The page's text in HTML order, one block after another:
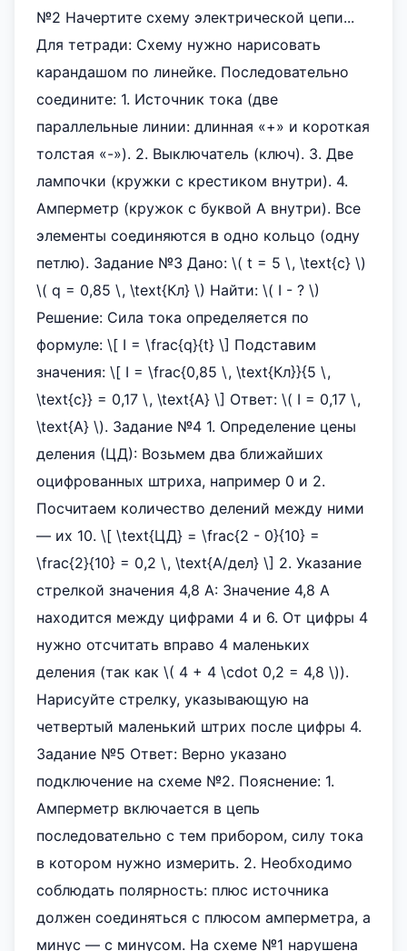
№2 Начертите схему электрической цепи...
Для тетради: Схему нужно нарисовать
карандашом по линейке. Последовательно
соедините: 1. Источник тока (две
параллельные линии: длинная «+» и короткая
толстая «-»). 2. Выключатель (ключ). 3. Две
лампочки (кружки с крестиком внутри). 4.
Амперметр (кружок с буквой А внутри). Все
элементы соединяются в одно кольцо (одну
петлю). Задание №3 Дано: \( t = 5 \, \text{с} \)
\( q = 0,85 \, \text{Кл} \) Найти: \( I - ? \)
Решение: Сила тока определяется по
формуле: \[ I = \frac{q}{t} \] Подставим
значения: \[ I = \frac{0,85 \, \text{Кл}}{5 \,
\text{с}} = 0,17 \, \text{А} \] Ответ: \( I = 0,17 \,
\text{А} \). Задание №4 1. Определение цены
деления (ЦД): Возьмем два ближайших
оцифрованных штриха, например 0 и 2.
Посчитаем количество делений между ними
— их 10. \[ \text{ЦД} = \frac{2 - 0}{10} =
\frac{2}{10} = 0,2 \, \text{А/дел} \] 2. Указание
стрелкой значения 4,8 А: Значение 4,8 А
находится между цифрами 4 и 6. От цифры 4
нужно отсчитать вправо 4 маленьких
деления (так как \( 4 + 4 \cdot 0,2 = 4,8 \)).
Нарисуйте стрелку, указывающую на
четвертый маленький штрих после цифры 4.
Задание №5 Ответ: Верно указано
подключение на схеме №2. Пояснение: 1.
Амперметр включается в цепь
последовательно с тем прибором, силу тока
в котором нужно измерить. 2. Необходимо
соблюдать полярность: плюс источника
должен соединяться с плюсом амперметра, а
минус — с минусом. На схеме №1 нарушена